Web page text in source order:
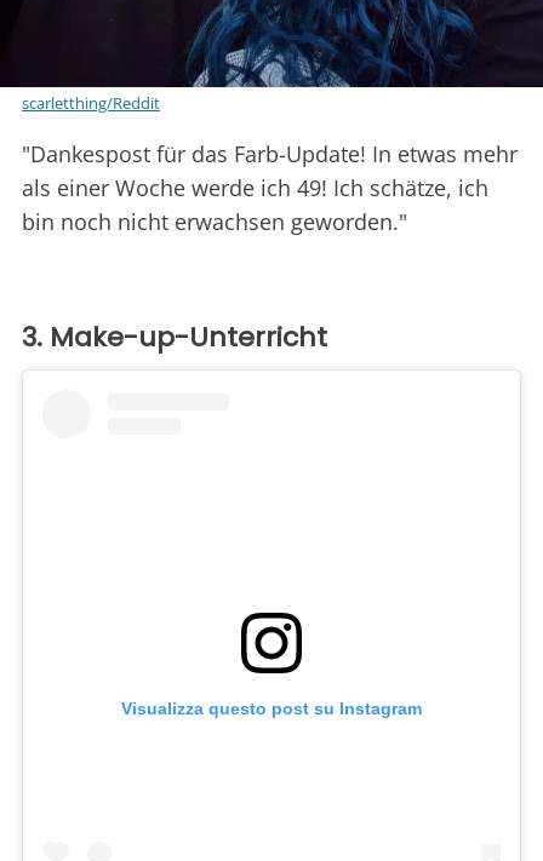
scarletthing/Reddit
"Dankespost für das Farb-Update! In etwas mehr
als einer Woche werde ich 49! Ich schätze, ich
bin noch nicht erwachsen geworden."
3. Make-up-Unterricht
Visualizza questo post su Instagram